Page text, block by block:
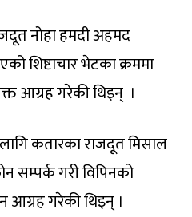
नोहा हमदी अहमद
शिष्टाचार भेटका क्रममा
आग्रह गरेकी थिइन् ।
कतारका राजदूत मिसाल
सम्पर्क गरी विपिनको
आग्रह गरेकी थिइन् ।